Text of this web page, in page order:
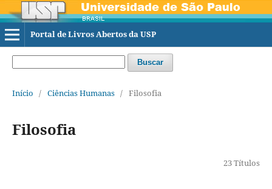
Portal de Livros Abertos da USP
Buscar
Início / Ciências Humanas / Filosofia
Filosofia
23 Títulos